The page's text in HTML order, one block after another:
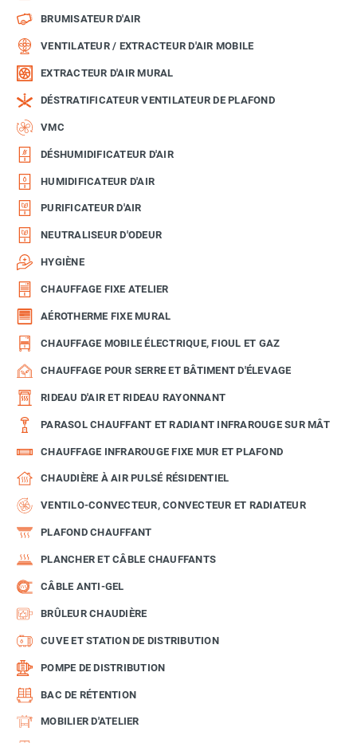
BRUMISATEUR D'AIR
VENTILATEUR / EXTRACTEUR D'AIR MOBILE
EXTRACTEUR D'AIR MURAL
DÉSTRATIFICATEUR VENTILATEUR DE PLAFOND
VMC
DÉSHUMIDIFICATEUR D'AIR
HUMIDIFICATEUR D'AIR
PURIFICATEUR D'AIR
NEUTRALISEUR D'ODEUR
HYGIÈNE
CHAUFFAGE FIXE ATELIER
AÉROTHERME FIXE MURAL
CHAUFFAGE MOBILE ÉLECTRIQUE, FIOUL ET GAZ
CHAUFFAGE POUR SERRE ET BÂTIMENT D'ÉLEVAGE
RIDEAU D'AIR ET RIDEAU RAYONNANT
PARASOL CHAUFFANT ET RADIANT INFRAROUGE SUR MÂT
CHAUFFAGE INFRAROUGE FIXE MUR ET PLAFOND
CHAUDIÈRE À AIR PULSÉ RÉSIDENTIEL
VENTILO-CONVECTEUR, CONVECTEUR ET RADIATEUR
PLAFOND CHAUFFANT
PLANCHER ET CÂBLE CHAUFFANTS
CÂBLE ANTI-GEL
BRÛLEUR CHAUDIÈRE
CUVE ET STATION DE DISTRIBUTION
POMPE DE DISTRIBUTION
BAC DE RÉTENTION
MOBILIER D'ATELIER